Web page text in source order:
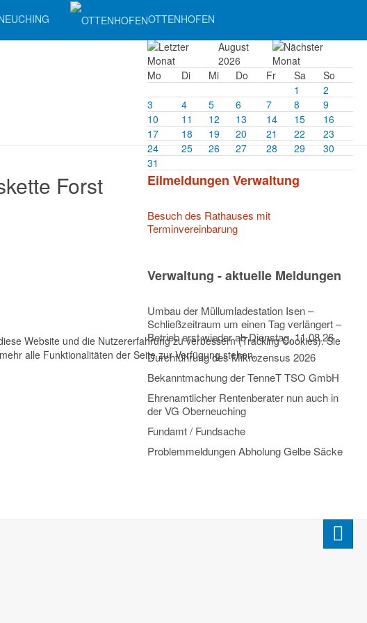
OTTENHOFEN
August
2026
Mo
Di Mi Do Fr Sa
So
1
2
3
4 5 6 7 8
9
10
11 12 13 14 15
16
17
18 19 20 21 22
23
24
25 26 27 28 29
30
31
Forst Eilmeldungen Verwaltung
Besuch des Rathauses mit
Terminvereinbarung
Verwaltung - aktuelle Meldungen
Umbau der Müllumladestation Isen –
Schließzeitraum um einen Tag verlängert –
Betrieb erst wieder ab Dienstag, 11.08.26
Durchführung des Mikrozensus 2026
Bekanntmachung der TenneT TSO GmbH
Ehrenamtlicher Rentenberater nun auch in
der VG Oberneuching
Fundamt / Fundsache
Problemmeldungen Abholung Gelbe Säcke
Website und die Nutzererfahrung zu verbessern (Tracking Cookies). Sie
alle Funktionalitäten der Seite zur Verfügung stehen.